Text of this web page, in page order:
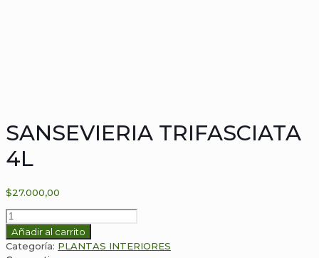
SANSEVIERIA TRIFASCIATA
4L
$27.000,00
SANSEVIERIA
TRIFASCIATA
4L
cantidad
Añadir al carrito
Categoría: PLANTAS INTERIORES